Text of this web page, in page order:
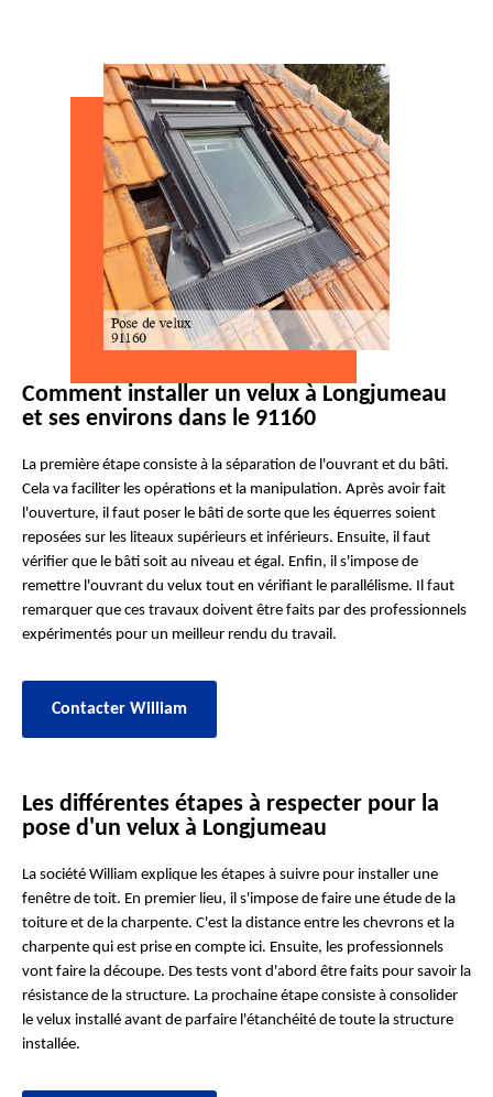
Comment installer un velux à Longjumeau
et ses environs dans le 91160
La première étape consiste à la séparation de l'ouvrant et du bâti.
Cela va faciliter les opérations et la manipulation. Après avoir fait
l'ouverture, il faut poser le bâti de sorte que les équerres soient
reposées sur les liteaux supérieurs et inférieurs. Ensuite, il faut
vérifier que le bâti soit au niveau et égal. Enfin, il s'impose de
remettre l'ouvrant du velux tout en vérifiant le parallélisme. Il faut
remarquer que ces travaux doivent être faits par des professionnels
expérimentés pour un meilleur rendu du travail.
Contacter William
Les différentes étapes à respecter pour la
pose d'un velux à Longjumeau
La société William explique les étapes à suivre pour installer une
fenêtre de toit. En premier lieu, il s'impose de faire une étude de la
toiture et de la charpente. C'est la distance entre les chevrons et la
charpente qui est prise en compte ici. Ensuite, les professionnels
vont faire la découpe. Des tests vont d'abord être faits pour savoir la
résistance de la structure. La prochaine étape consiste à consolider
le velux installé avant de parfaire l'étanchéité de toute la structure
installée.